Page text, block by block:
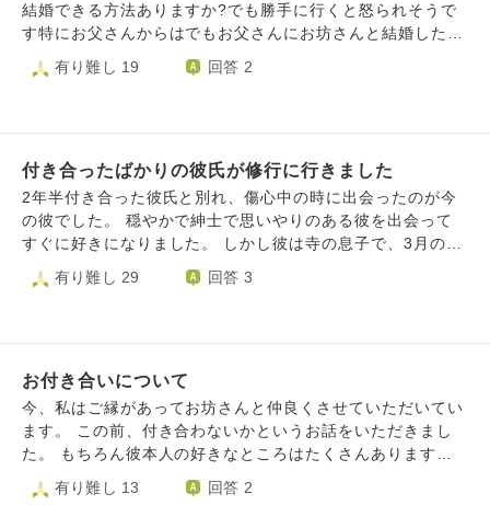
結婚できる方法ありますか?でも勝手に行くと怒られそうで
す特にお父さんからはでもお父さんにお坊さんと結婚したい
と言うと反対されそうです。でも、私のお父さんは私は仏教
に興味があることは知ってはいます、これとこれとは関係あ
さんとの結婚を（特にお父さん）は反対する可能性高いです
か？仏教にハマりすぎないか心配して反対される可能性高い
ですか？もし両親からお坊さんとの結婚を反対されたときど
う説得したらいいですか？でも私がおばあちゃん家にお坊さ
いきたかとねと言って特に反対はしてはいませんでした。ま
の奥さんになったらもし裁判官になれたとしてもその仕事を
やめてお寺の仕事をしないといけないですか？裁判官の勉強
しているときお坊さんと結婚したいと悩んでしまい勉強が手
につきません、私は一番なりたい裁判官の夢を叶えるか、お
いますか？なかなか悩ましくて決められません、私は家事や
有り難し 19 回答 2
付き合ったばかりの彼氏が修行に行きました
2年半付き合った彼氏と別れ、傷心中の時に出会ったのが今
の彼でした。 穏やかで紳士で思いやりのある彼を出会って
すぐに好きになりました。 しかし彼は寺の息子で、3月のは
じめから永平寺に修行に行ってしまいました。 三年間修行
に行くことは付き合う前から聞いていたので覚悟はしていま
だとか，彼氏以外の依存先を作ろうだとか、自分がどうした
らいいかなんてとっくにわかっているはずなのにどうしても
誰かに縋りたくなってしまうんです。 彼女がいる状態で修
行に行き、彼女が待っていたケースはありますか？ もし待
何か心の支えになる回答を頂けたら幸いです。
有り難し 29 回答 3
お付き合いについて
今、私はご縁があってお坊さんと仲良くさせていただいてい
ます。 この前、付き合わないかというお話をいただきまし
た。 もちろん彼本人の好きなところはたくさんあります。
ただやはり将来を見据えたお付き合いとして考えると、お寺
を一緒に守ることや自分の仕事について等、不安の方が大き
有り難し 13 回答 2